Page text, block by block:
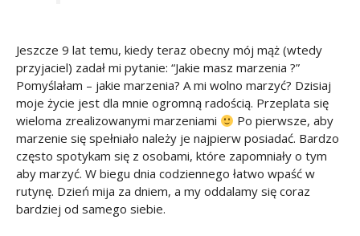
Jeszcze 9 lat temu, kiedy teraz obecny mój mąż (wtedy
przyjaciel) zadał mi pytanie: “Jakie masz marzenia ?”
Pomyślałam – jakie marzenia? A mi wolno marzyć? Dzisiaj
moje życie jest dla mnie ogromną radością. Przeplata się
wieloma zrealizowanymi marzeniami
Po pierwsze, aby
marzenie się spełniało należy je najpierw posiadać. Bardzo
często spotykam się z osobami, które zapomniały o tym
aby marzyć. W biegu dnia codziennego łatwo wpaść w
rutynę. Dzień mija za dniem, a my oddalamy się coraz
bardziej od samego siebie.